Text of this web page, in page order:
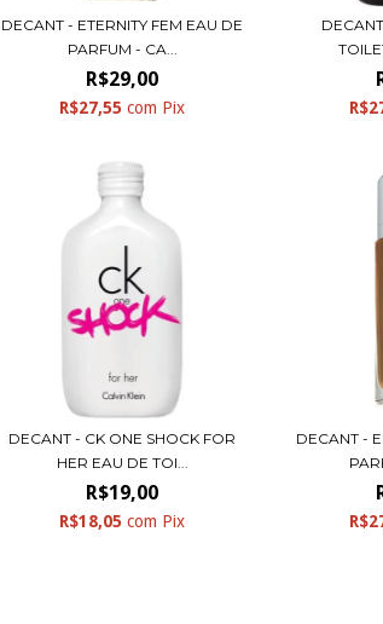
DECANT - ETERNITY FEM EAU DE
PARFUM - CA...
R$29,00
R$27,55com Pix
DECANT - CK ONE SHOCK FOR
HER EAU DE TOI...
R$19,00
R$18,05com Pix
DECANT -